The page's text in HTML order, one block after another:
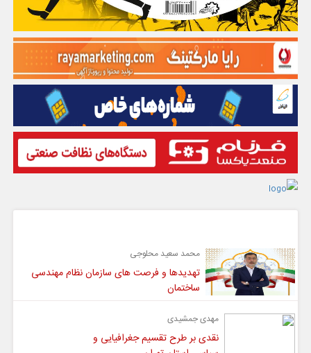
محمد سعید محلوجی
تهدیدها و فرصت های سازمان نظام مهندسی
ساختمان
مهدی جمشیدی
نقدی بر طرح تقسیم جغرافیایی و